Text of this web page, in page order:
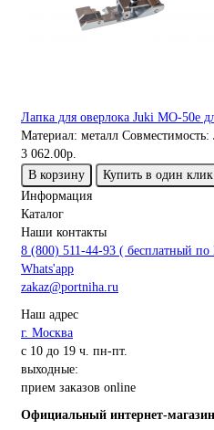
Лапка для оверлока Juki MO-50e
Материал: металл Совместимость:
3 062.00р.
В корзину
Купить в один клик
Информация
Каталог
Наши контакты
8 (800) 511-44-93 ( бесплатный по
Whats'app
zakaz@portniha.ru
Наш адрес
г. Москва
с 10 до 19 ч. пн-пт.
выходные:
прием заказов online
Официальный интернет-